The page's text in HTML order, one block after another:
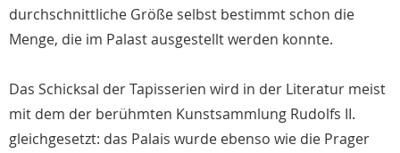
durchschnittliche Größe selbst bestimmt schon die
Menge, die im Palast ausgestellt werden konnte.
Das Schicksal der Tapisserien wird in der Literatur meist
mit dem der berühmten Kunstsammlung Rudolfs II.
gleichgesetzt: das Palais wurde ebenso wie die Prager